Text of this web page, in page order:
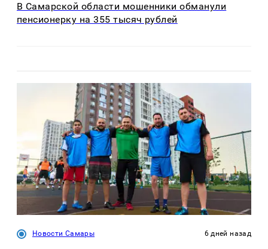
В Самарской области мошенники обманули
пенсионерку на 355 тысяч рублей
Новости Самары 6 дней назад